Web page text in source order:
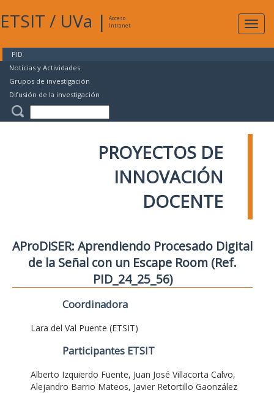
ETSIT / UVa |
Acceso
Intranet
PID
Noticias y Actividades
Grupos de investigación
Difusión de la investigación
PROYECTOS DE
INNOVACIÓN
DOCENTE
AProDiSER: Aprendiendo Procesado Digital
de la Señal con un Escape Room (Ref.
PID_24_25_56)
Coordinadora
Lara del Val Puente (ETSIT)
Participantes ETSIT
Alberto Izquierdo Fuente, Juan José Villacorta Calvo,
Alejandro Barrio Mateos, Javier Retortillo Gaonzález